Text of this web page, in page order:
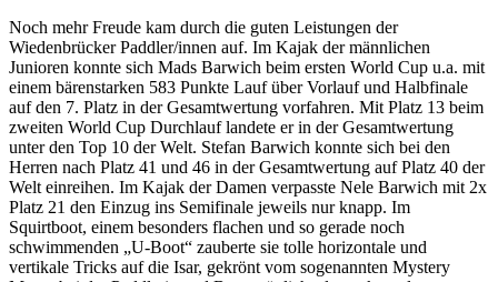
Noch mehr Freude kam durch die guten Leistungen der
Wiedenbrücker Paddler/innen auf. Im Kajak der männlichen
Junioren konnte sich Mads Barwich beim ersten World Cup u.a. mit
einem bärenstarken 583 Punkte Lauf über Vorlauf und Halbfinale
auf den 7. Platz in der Gesamtwertung vorfahren. Mit Platz 13 beim
zweiten World Cup Durchlauf landete er in der Gesamtwertung
unter den Top 10 der Welt. Stefan Barwich konnte sich bei den
Herren nach Platz 41 und 46 in der Gesamtwertung auf Platz 40 der
Welt einreihen. Im Kajak der Damen verpasste Nele Barwich mit 2x
Platz 21 den Einzug ins Semifinale jeweils nur knapp. Im
Squirtboot, einem besonders flachen und so gerade noch
schwimmenden „U-Boot“ zauberte sie tolle horizontale und
vertikale Tricks auf die Isar, gekrönt vom sogenannten Mystery